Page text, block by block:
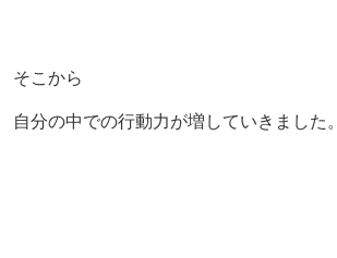
そこから
自分の中での行動力が増していきました。